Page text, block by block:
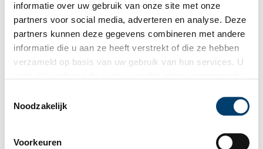
informatie over uw gebruik van onze site met onze
partners voor social media, adverteren en analyse. Deze
partners kunnen deze gegevens combineren met andere
informatie die u aan ze heeft verstrekt of die ze hebben
verzameld op basis van uw gebruik van hun services. U
Noodzakelijk
Voorkeuren